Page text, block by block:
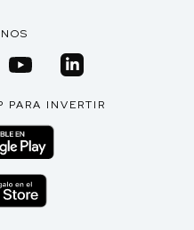
PARA INVERTIR